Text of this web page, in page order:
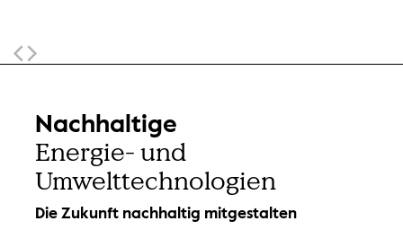
Nachhaltige
Energie- und
Umwelttechnologien
Die Zukunft nachhaltig mitgestalten